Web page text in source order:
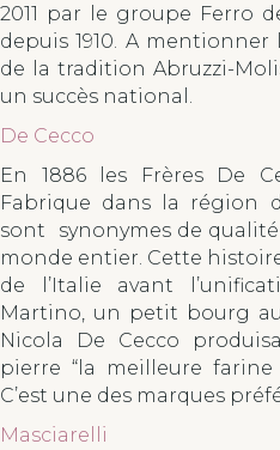
2011 par le groupe Ferro
depuis 1910. A
de la tradition Abruzzi-
un succès national.
De Cecco
En 1886 les Frères De
Fabrique dans la région
sont synonymes de
monde entier. Cette
de l’Italie avant
Martino, un petit bourg
Nicola De Cecco
pierre “la meilleure
C’est une des marques
Masciarelli